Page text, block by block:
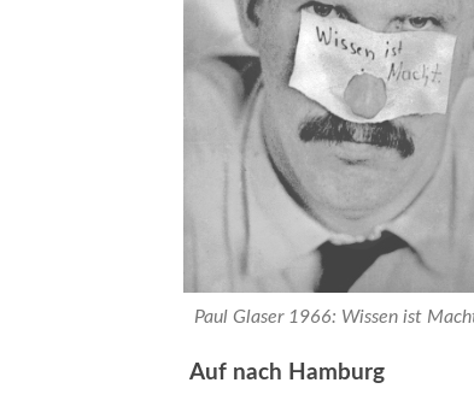
Paul Glaser 1966: Wissen ist
Auf nach Hamburg